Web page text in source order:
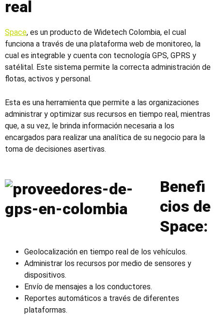
real
Space, es un producto de Widetech Colombia, el cual
funciona a través de una plataforma web de monitoreo, la
cual es integrable y cuenta con tecnología GPS, GPRS y
satélital. Este sistema permite la correcta administración de
flotas, activos y personal.
Esta es una herramienta que permite a las organizaciones
administrar y optimizar sus recursos en tiempo real, mientras
que, a su vez, le brinda información necesaria a los
encargados para realizar una analítica de su negocio para la
toma de decisiones asertivas.
Benefi
cios de
Space:
Geolocalización en tiempo real de los vehículos.
Administrar los recursos por medio de sensores y
dispositivos.
Envío de mensajes a los conductores.
Reportes automáticos a través de diferentes
plataformas.